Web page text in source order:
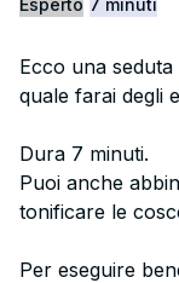
Esperto 7 minuti
Ecco una
quale farai degli
Dura 7 minuti.
Puoi anche
tonificare le
Per eseguire